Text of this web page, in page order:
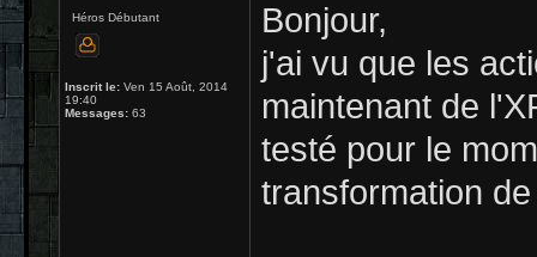
Héros Débutant
Inscrit le: Ven 15 Août, 2014
19:40
Messages: 63
Bonjour,
j'ai vu que les
maintenant de
testé pour le
transformation